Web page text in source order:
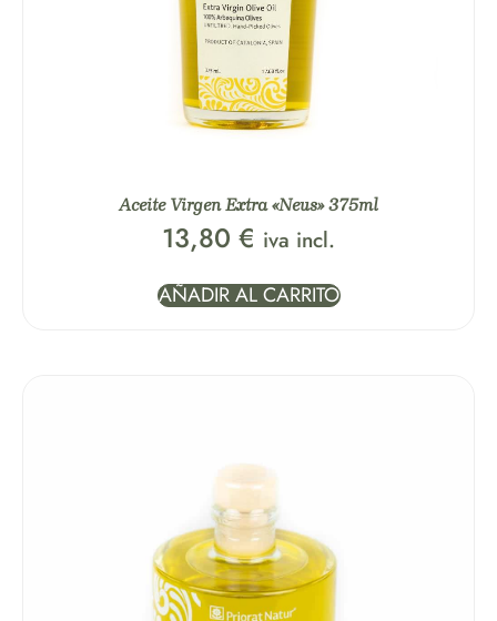
Aceite Virgen Extra «Neus» 375ml
13,80 € iva incl.
AÑADIR AL CARRITO